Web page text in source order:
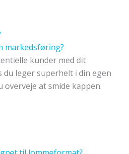
markedsføring?
kunder med dit
leger superhelt i din egen
overveje at smide kappen.